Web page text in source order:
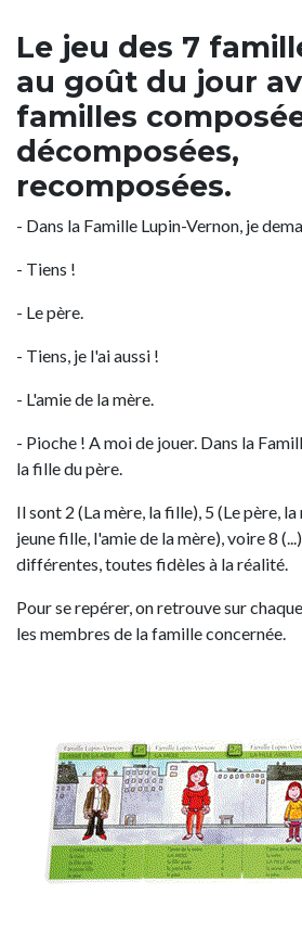
Le jeu des 7
au goût du jour
familles
décomposées,
recomposées.
- Dans la Famille Lupin-Vernon, je
- Tiens !
- Le père.
- Tiens, je l'ai aussi !
- L'amie de la mère.
- Pioche ! A moi de jouer. Dans la
la fille du père.
Il sont 2 (La mère, la fille), 5 (Le père,
jeune fille, l'amie de la mère), voire 8
différentes, toutes fidèles à la réalité.
Pour se repérer, on retrouve sur
les membres de la famille concernée.